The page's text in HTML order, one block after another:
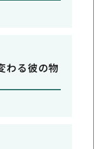
わる彼の物